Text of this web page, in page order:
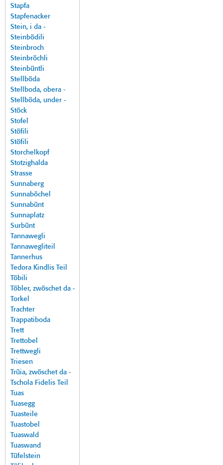
Stapfa
Stapfenacker
Stein, i da -
Steinbödili
Steinbroch
Steinbröchli
Steinbüntli
Stellböda
Stellboda, obera -
Stellböda, under -
Stöck
Stofel
Stöfili
Stöfili
Storchelkopf
Stotzighalda
Strasse
Sunnaberg
Sunnaböchel
Sunnabünt
Sunnaplatz
Surbünt
Tannawegli
Tannawegliteil
Tannerhus
Tedora Kindlis Teil
Töbili
Töbler, zwöschet da -
Torkel
Trachter
Trappatiboda
Trett
Trettobel
Trettwegli
Triesen
Trüia, zwöschet da -
Tschola Fidelis Teil
Tuas
Tuasegg
Tuasteile
Tuastobel
Tuaswald
Tuaswand
Tüfelstein